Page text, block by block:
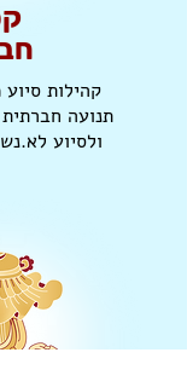
קהילות
תנועה
ולסיוע